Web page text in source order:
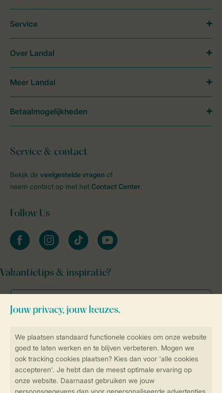
Veilig en snel online boeken
Veilige gegevensoverdracht
Service & contact
Bekijk de veelgestelde vragen of
neem contact op met het Contact Center.
Follow Us
facebookinstagramtiktok youtube
Vakantietips & inspiratie?
Service
Over Landal
Meer Landal
Betaalmogelijkheden